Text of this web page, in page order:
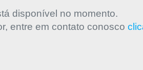
disponível no momento.
entre em contato conosco